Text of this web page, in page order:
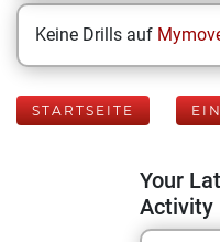
Keine Drills auf
STARTSEITE
Your
Activity